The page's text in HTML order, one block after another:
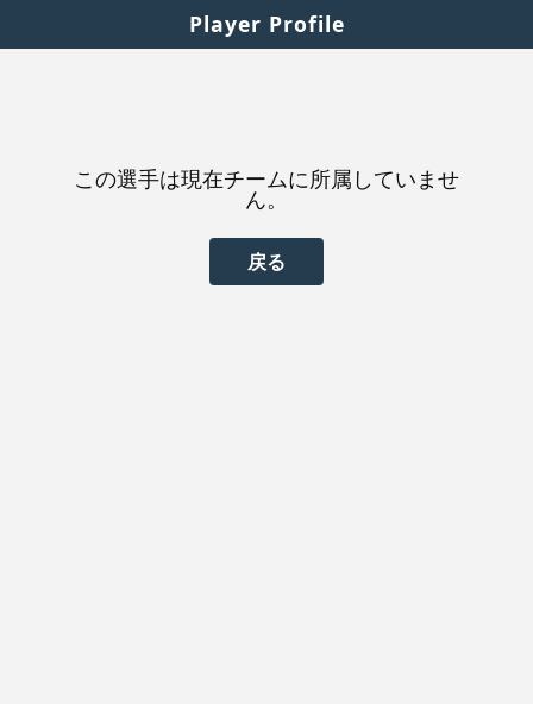
Player Profile
この選手は現在チームに所属していませ
ん。
戻る